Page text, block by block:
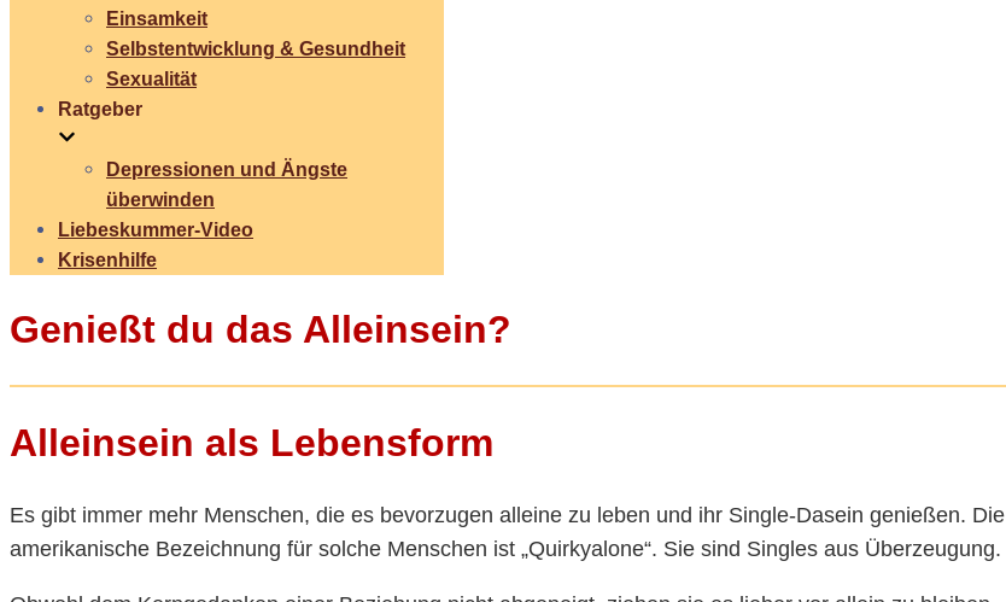
Einsamkeit
Selbstentwicklung & Gesundheit
Sexualität
Ratgeber
Depressionen und Ängste
überwinden
Liebeskummer-Video
Krisenhilfe
Genießt du das Alleinsein?
Alleinsein als Lebensform
Es gibt immer mehr Menschen, die es bevorzugen alleine zu leben und ihr Single-Dasein genießen. Die
amerikanische Bezeichnung für solche Menschen ist „Quirkyalone“. Sie sind Singles aus Überzeugung.